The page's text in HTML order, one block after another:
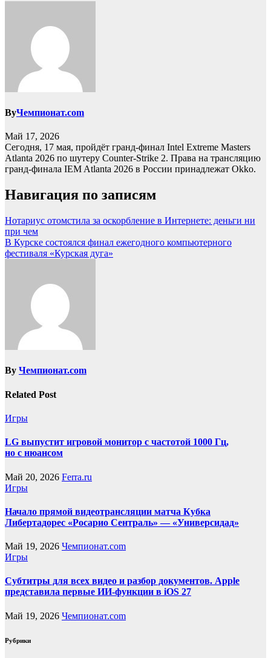
ByЧемпионат.com
Май 17, 2026
Сегодня, 17 мая, пройдёт гранд-финал Intel Extreme Masters
Atlanta 2026 по шутеру Counter-Strike 2. Права на трансляцию
гранд-финала IEM Atlanta 2026 в России принадлежат Okko.
Навигация по записям
Нотариус отомстила за оскорбление в Интернете: деньги ни
при чем
В Курске состоялся финал ежегодного компьютерного
фестиваля «Курская дуга»
By Чемпионат.com
Related Post
Игры
LG выпустит игровой монитор с частотой 1000 Гц,
но с нюансом
Май 20, 2026 Ferra.ru
Игры
Начало прямой видеотрансляции матча Кубка
Либертадорес «Росарио Сентраль» — «Универсидад»
Май 19, 2026 Чемпионат.com
Игры
Субтитры для всех видео и разбор документов. Apple
представила первые ИИ-функции в iOS 27
Май 19, 2026 Чемпионат.com
Рубрики